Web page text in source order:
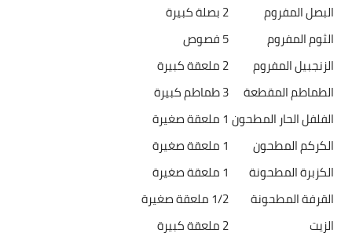
البصل المفروم
2 بصلة كبيرة
الثوم المفروم
5 فصوص
الزنجبيل المفروم
2 ملعقة كبيرة
الطماطم المقطعة
3 طماطم كبيرة
الفلفل الحار المطحون 1 ملعقة صغيرة
الكركم المطحون
1 ملعقة صغيرة
الكزبرة المطحونة
1 ملعقة صغيرة
القرفة المطحونة
1/2 ملعقة صغيرة
الزيت
2 ملعقة كبيرة